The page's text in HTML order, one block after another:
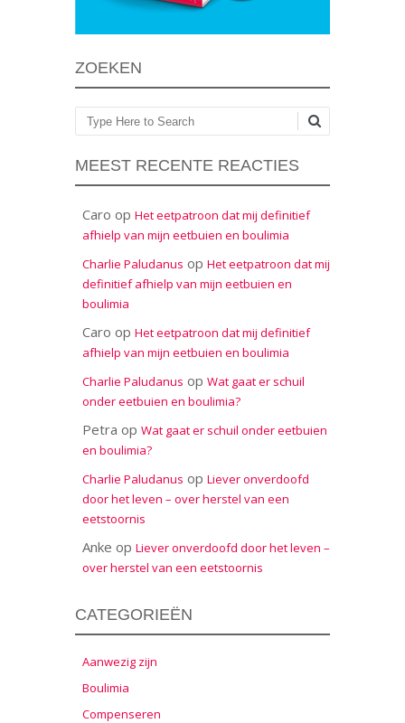
ZOEKEN
Zoeken
MEEST RECENTE REACTIES
Caro op Het eetpatroon dat mij definitief
afhielp van mijn eetbuien en boulimia
Charlie Paludanus op Het eetpatroon dat mij
definitief afhielp van mijn eetbuien en
boulimia
Caro op Het eetpatroon dat mij definitief
afhielp van mijn eetbuien en boulimia
Charlie Paludanus op Wat gaat er schuil
onder eetbuien en boulimia?
Petra op Wat gaat er schuil onder eetbuien
en boulimia?
Charlie Paludanus op Liever onverdoofd
door het leven – over herstel van een
eetstoornis
Anke op Liever onverdoofd door het leven –
over herstel van een eetstoornis
CATEGORIEËN
Aanwezig zijn
Boulimia
Compenseren